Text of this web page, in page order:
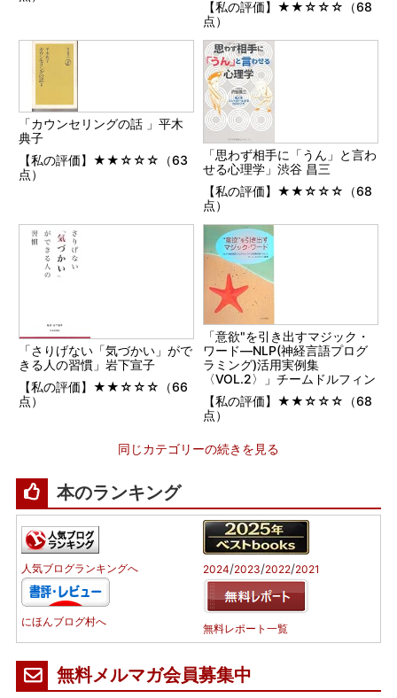
【私の評価】★★☆☆☆（68
点）
「カウンセリングの話 」平木
典子
【私の評価】★★☆☆☆（63
点）
「思わず相手に「うん」と言わ
せる心理学」渋谷 昌三
【私の評価】★★☆☆☆（68
点）
「さりげない「気づかい」がで
きる人の習慣」岩下宣子
【私の評価】★★☆☆☆（66
点）
「意欲"を引き出すマジック・
ワード―NLP(神経言語プログ
ラミング)活用実例集
〈VOL.2〉」チームドルフィン
【私の評価】★★☆☆☆（68
点）
同じカテゴリーの続きを見る
本のランキング
人気ブログランキングへ
にほんブログ村へ
2024/2023/2022/2021
無料レポート一覧
無料メルマガ会員募集中